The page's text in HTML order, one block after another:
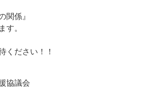
係』
す。
ください！！
協議会